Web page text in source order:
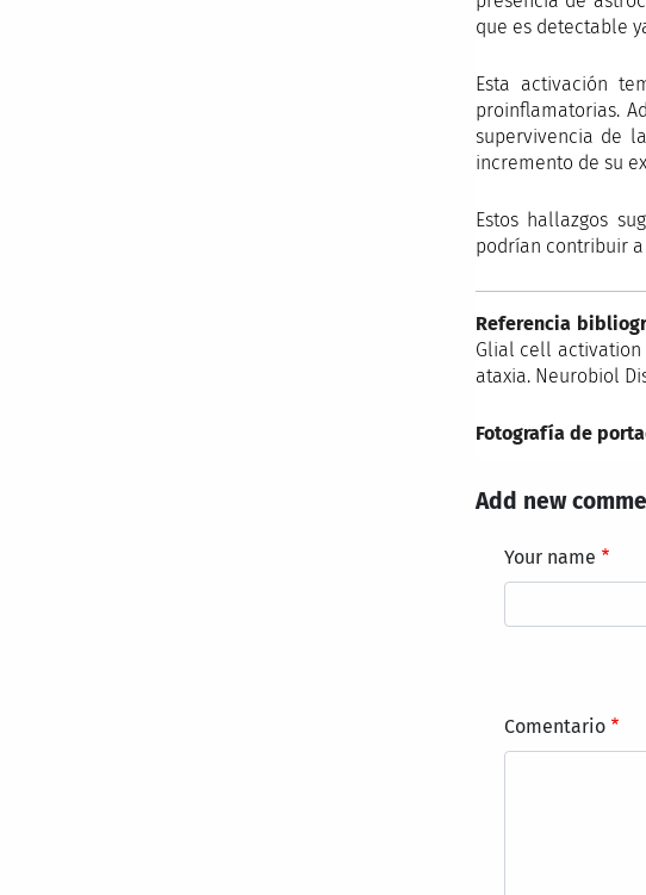
que es detectable
Esta activación
proinflamatorias.
supervivencia de
incremento de su
Estos hallazgos
podrían contribuir
Referencia
Glial cell activation
ataxia. Neurobiol
Fotografía de
Add new
Your name
Comentario